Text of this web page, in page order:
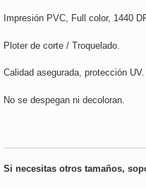
Impresión PVC, Full color, 1440
Ploter de corte / Troquelado.
Calidad asegurada, protección UV.
No se despegan ni decoloran.
Si necesitas otros tamaños,